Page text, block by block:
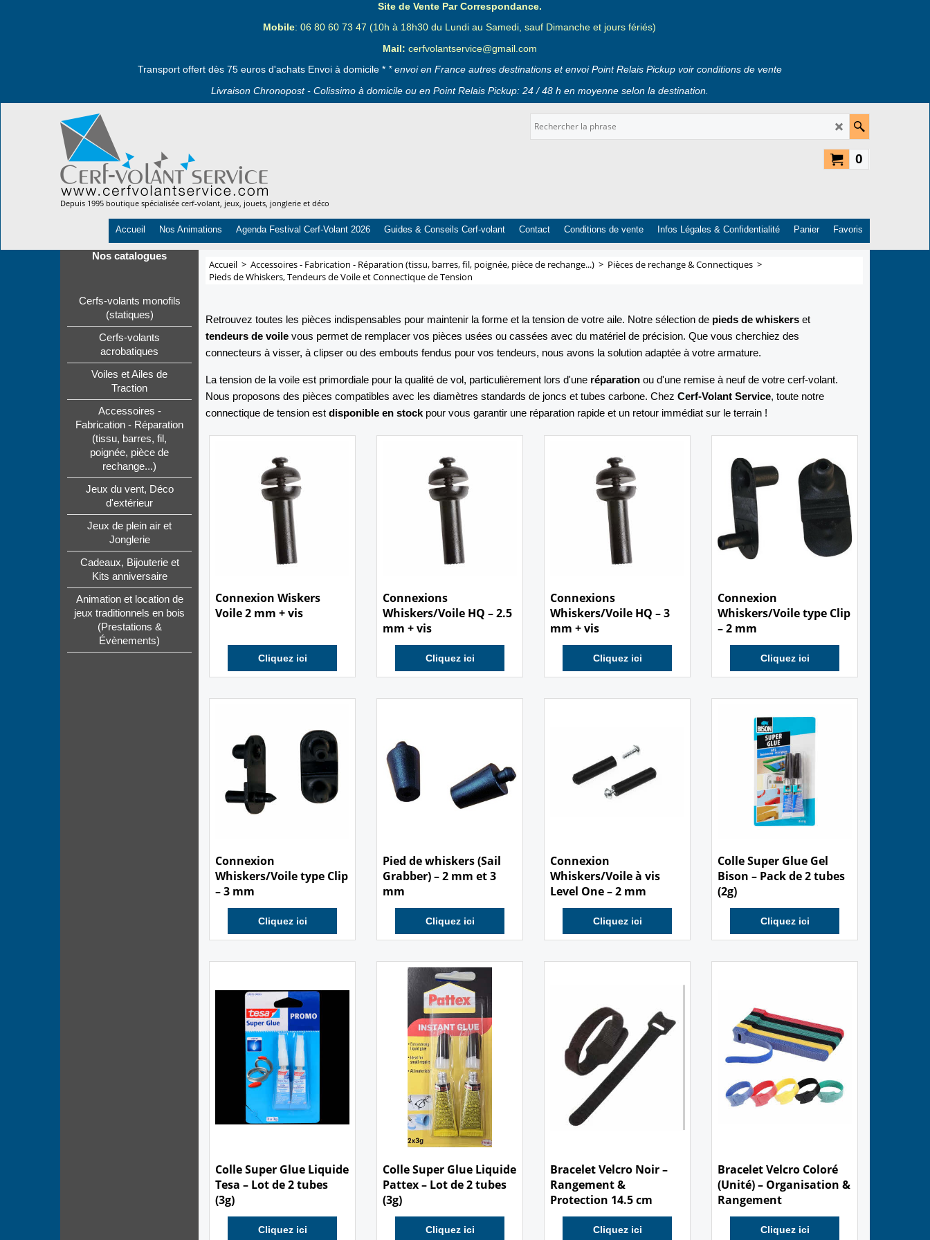
Site de Vente Par Correspondance.
Mobile: 06 80 60 73 47 (10h à 18h30 du Lundi au Samedi, sauf Dimanche et jours fériés)
Mail: cerfvolantservice@gmail.com
Transport offert dès 75 euros d'achats Envoi à domicile * * envoi en France autres destinations et envoi Point Relais Pickup voir conditions de vente
Livraison Chronopost - Colissimo à domicile ou en Point Relais Pickup: 24 / 48 h en moyenne selon la destination.
Depuis 1995 boutique spécialisée cerf-volant, jeux, jouets, jonglerie et déco
0
Accueil Nos Animations Agenda Festival Cerf-Volant 2026 Guides & Conseils Cerf-volant Contact Conditions de vente Infos Légales & Confidentialité Panier Favoris
Nos catalogues
Cerfs-volants monofils
(statiques)
Cerfs-volants
acrobatiques
Voiles et Ailes de
Traction
Accessoires -
Fabrication - Réparation
(tissu, barres, fil,
poignée, pièce de
rechange...)
Jeux du vent, Déco
d'extérieur
Jeux de plein air et
Jonglerie
Cadeaux, Bijouterie et
Kits anniversaire
Animation et location de
jeux traditionnels en bois
(Prestations &
Évènements)
Accueil > Accessoires - Fabrication - Réparation (tissu, barres, fil, poignée, pièce de rechange...) > Pièces de rechange & Connectiques >
Pieds de Whiskers, Tendeurs de Voile et Connectique de Tension
Retrouvez toutes les pièces indispensables pour maintenir la forme et la tension de votre aile. Notre sélection de pieds de whiskers et
tendeurs de voile vous permet de remplacer vos pièces usées ou cassées avec du matériel de précision. Que vous cherchiez des
connecteurs à visser, à clipser ou des embouts fendus pour vos tendeurs, nous avons la solution adaptée à votre armature.
La tension de la voile est primordiale pour la qualité de vol, particulièrement lors d'une réparation ou d'une remise à neuf de votre cerf-volant.
Nous proposons des pièces compatibles avec les diamètres standards de joncs et tubes carbone. Chez Cerf-Volant Service, toute notre
connectique de tension est disponible en stock pour vous garantir une réparation rapide et un retour immédiat sur le terrain !
€1.10
Connexion Wiskers
Cliquez ici
€1.10
Connexions
Whiskers/Voile HQ – 2.5
mm + vis
Cliquez ici
€1.10
Connexions
Whiskers/Voile HQ – 3
mm + vis
Cliquez ici
€1.10
Connexion
Whiskers/Voile type Clip
– 2 mm
Cliquez ici
€1.10
Connexion
Whiskers/Voile type Clip
– 3 mm
Cliquez ici
€1.00
Pied de whiskers (Sail
Grabber) – 2 mm et 3
mm
Cliquez ici
€1.40
Connexion
Whiskers/Voile à vis
Level One – 2 mm
Cliquez ici
€3.00
Colle Super Glue Gel
Bison – Pack de 2 tubes
(2g)
Cliquez ici
€4.00
Colle Super Glue Liquide
Tesa – Lot de 2 tubes
(3g)
€4.00
Colle Super Glue Liquide
Pattex – Lot de 2 tubes
(3g)
€ 0.50
Bracelet Velcro Noir –
Rangement &
Protection 14.5 cm
€ 0.50
Bracelet Velcro Coloré
(Unité) – Organisation &
Rangement